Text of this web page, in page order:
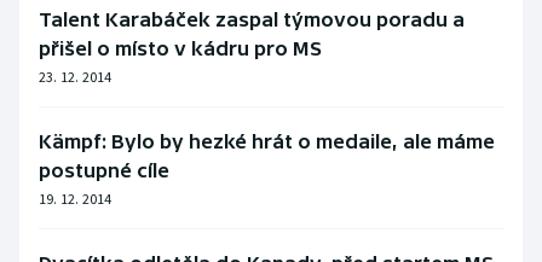
Plážový volejbal
Ragby
Rychlostní kanoistika
Talent Karabáček zaspal týmovou poradu a
přišel o místo v kádru pro MS
23. 12. 2014
Kämpf: Bylo by hezké hrát o medaile, ale máme
postupné cíle
19. 12. 2014